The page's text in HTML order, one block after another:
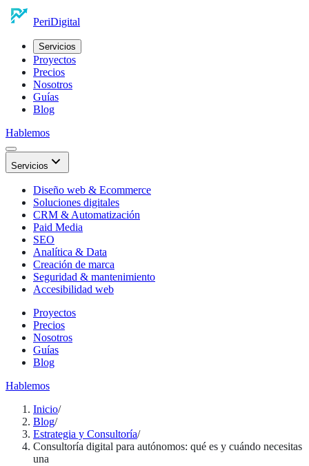
PeriDigital
Servicios
Proyectos
Precios
Nosotros
Guías
Blog
Hablemos
Servicios
Diseño web & Ecommerce
Soluciones digitales
CRM & Automatización
Paid Media
SEO
Analítica & Data
Creación de marca
Seguridad & mantenimiento
Accesibilidad web
Proyectos
Precios
Nosotros
Guías
Blog
Hablemos
Inicio/
Blog/
Estrategia y Consultoría/
Consultoría digital para autónomos: qué es y cuándo necesitas
una